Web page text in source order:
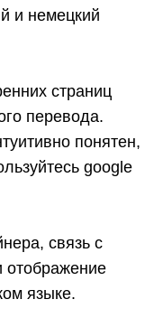
и немецкий
страниц
перевода.
понятен,
google
связь с
отображение
языке.